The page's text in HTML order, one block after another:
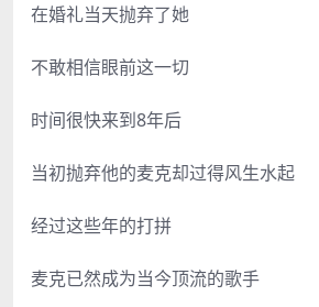
在婚礼当天抛弃了她
不敢相信眼前这一切
时间很快来到8年后
当初抛弃他的麦克却过得风生水起
经过这些年的打拼
麦克已然成为当今顶流的歌手